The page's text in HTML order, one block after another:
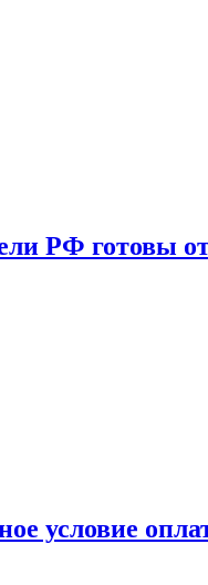
РФ готовы
условие